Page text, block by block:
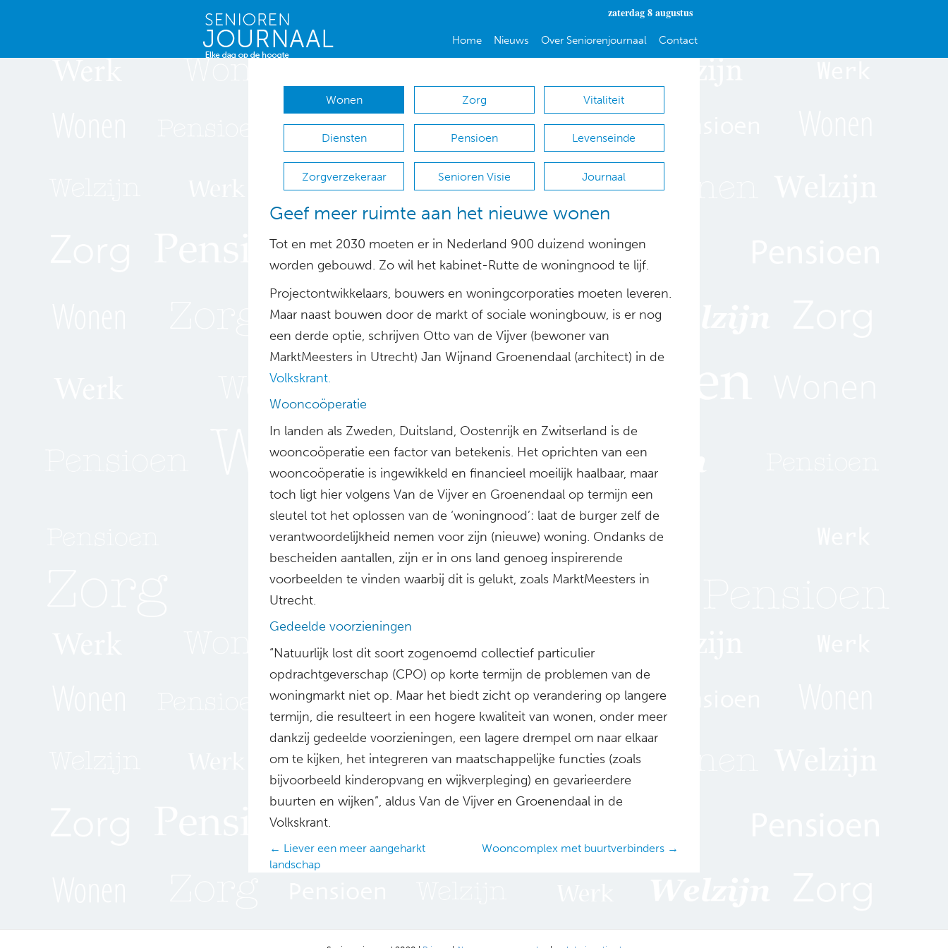
zaterdag 8 augustus
Home Nieuws Over Seniorenjournaal Contact
Wonen Zorg Vitaliteit
Diensten Pensioen Levenseinde
Zorgverzekeraar Senioren Visie Journaal
Geef meer ruimte aan het nieuwe wonen
Tot en met 2030 moeten er in Nederland 900 duizend woningen
worden gebouwd. Zo wil het kabinet-Rutte de woningnood te lijf.
Projectontwikkelaars, bouwers en woningcorporaties moeten leveren.
Maar naast bouwen door de markt of sociale woningbouw, is er nog
een derde optie, schrijven Otto van de Vijver (bewoner van
MarktMeesters in Utrecht) Jan Wijnand Groenendaal (architect) in de
Volkskrant.
Wooncoöperatie
In landen als Zweden, Duitsland, Oostenrijk en Zwitserland is de
wooncoöperatie een factor van betekenis. Het oprichten van een
wooncoöperatie is ingewikkeld en financieel moeilijk haalbaar, maar
toch ligt hier volgens Van de Vijver en Groenendaal op termijn een
sleutel tot het oplossen van de ‘woningnood’: laat de burger zelf de
verantwoordelijkheid nemen voor zijn (nieuwe) woning. Ondanks de
bescheiden aantallen, zijn er in ons land genoeg inspirerende
voorbeelden te vinden waarbij dit is gelukt, zoals MarktMeesters in
Utrecht.
Gedeelde voorzieningen
“Natuurlijk lost dit soort zogenoemd collectief particulier
opdrachtgeverschap (CPO) op korte termijn de problemen van de
woningmarkt niet op. Maar het biedt zicht op verandering op langere
termijn, die resulteert in een hogere kwaliteit van wonen, onder meer
dankzij gedeelde voorzieningen, een lagere drempel om naar elkaar
om te kijken, het integreren van maatschappelijke functies (zoals
bijvoorbeeld kinderopvang en wijkverpleging) en gevarieerdere
buurten en wijken”, aldus Van de Vijver en Groenendaal in de
Volkskrant.
Posts
navigation
← Liever een meer aangeharkt
landschap
Wooncomplex met buurtverbinders →